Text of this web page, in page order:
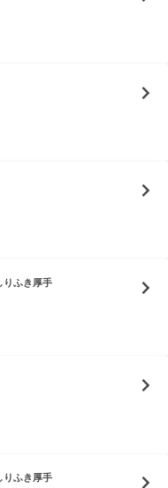
ふき厚手
ふき厚手